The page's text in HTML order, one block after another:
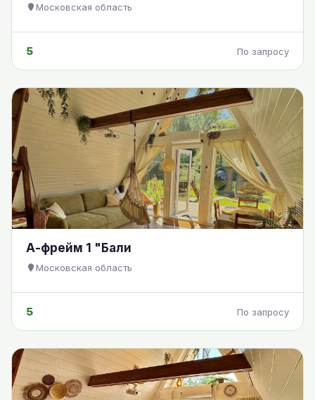
Московская область
5 По запросу
А-фрейм 1 "Бали
Московская область
5 По запросу